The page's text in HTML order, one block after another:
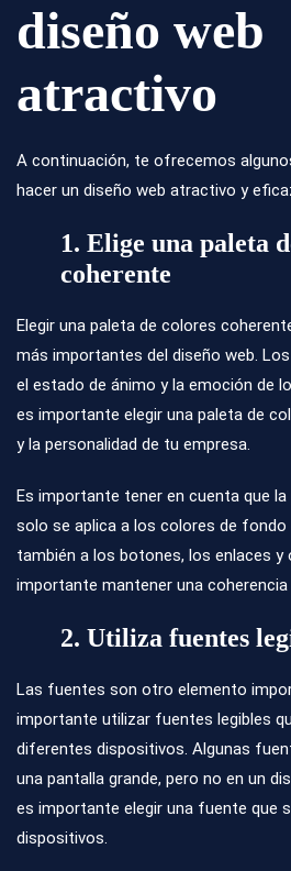
diseño web
atractivo
A continuación, te ofrecemos
hacer un diseño web atractivo y
1. Elige una paleta
coherente
Elegir una paleta de colores
más importantes del diseño web.
el estado de ánimo y la emoción de
es importante elegir una paleta de
y la personalidad de tu empresa.
Es importante tener en cuenta que
solo se aplica a los colores de fondo
también a los botones, los enlaces y
importante mantener una
2. Utiliza fuentes
Las fuentes son otro elemento
importante utilizar fuentes legibles
diferentes dispositivos. Algunas
una pantalla grande, pero no en un
es importante elegir una fuente que
dispositivos.